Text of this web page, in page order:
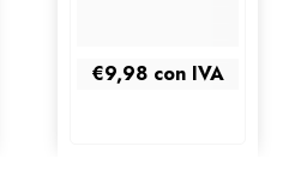
€9,98 con IVA